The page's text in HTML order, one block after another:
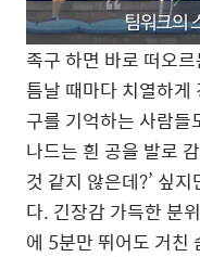
족구 하면 바로 떠오
틈날 때마다 치열하게
구를 기억하는 사람
나드는 흰 공을 발로
것 같지 않은데?’ 싶
다. 긴장감 가득한 분
에 5분만 뛰어도 거친